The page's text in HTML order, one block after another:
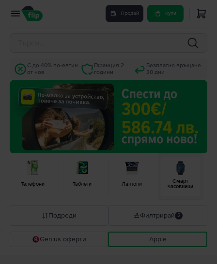
Продай Купи
С до 40% по-евтин
от нов
Гаранция 2
години
Безплатно връщане
30 дни
Телефони Таблети Лаптопи
Смарт
часовници
Подреди
Прероръчани от Flip
Филтрирай 2
Genius оферти Apple